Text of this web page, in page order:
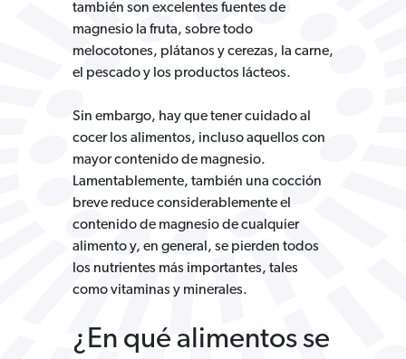
también son excelentes fuentes de
magnesio la fruta, sobre todo
melocotones, plátanos y cerezas, la carne,
el pescado y los productos lácteos.
Sin embargo, hay que tener cuidado al
cocer los alimentos, incluso aquellos con
mayor contenido de magnesio.
Lamentablemente, también una cocción
breve reduce considerablemente el
contenido de magnesio de cualquier
alimento y, en general, se pierden todos
los nutrientes más importantes, tales
como vitaminas y minerales.
¿En qué alimentos se